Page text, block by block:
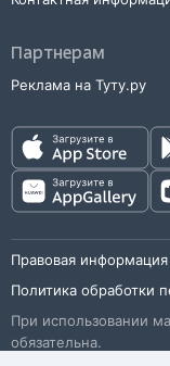
Партнерам
Реклама на Туту.ру
Правовая информация
Политика обработки
При использовании
обязательна.